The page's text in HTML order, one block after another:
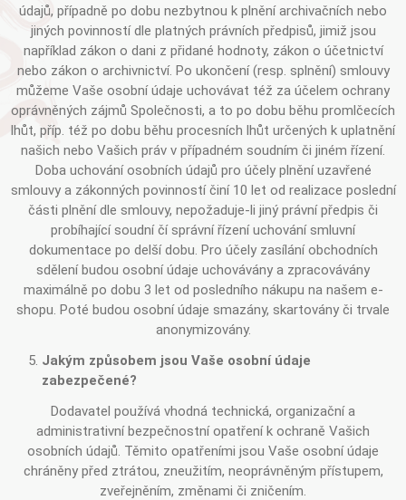
údajů, případně po dobu nezbytnou k plnění archivačních nebo
jiných povinností dle platných právních předpisů, jimiž jsou
například zákon o dani z přidané hodnoty, zákon o účetnictví
nebo zákon o archivnictví. Po ukončení (resp. splnění) smlouvy
můžeme Vaše osobní údaje uchovávat též za účelem ochrany
oprávněných zájmů Společnosti, a to po dobu běhu promlčecích
lhůt, příp. též po dobu běhu procesních lhůt určených k uplatnění
našich nebo Vašich práv v případném soudním či jiném řízení.
Doba uchování osobních údajů pro účely plnění uzavřené
smlouvy a zákonných povinností činí 10 let od realizace poslední
části plnění dle smlouvy, nepožaduje-li jiný právní předpis či
probíhající soudní čí správní řízení uchování smluvní
dokumentace po delší dobu. Pro účely zasílání obchodních
sdělení budou osobní údaje uchovávány a zpracovávány
maximálně po dobu 3 let od posledního nákupu na našem e-
shopu. Poté budou osobní údaje smazány, skartovány či trvale
anonymizovány.
Jakým způsobem jsou Vaše osobní údaje
zabezpečené?
Dodavatel používá vhodná technická, organizační a
administrativní bezpečnostní opatření k ochraně Vašich
osobních údajů. Těmito opatřeními jsou Vaše osobní údaje
chráněny před ztrátou, zneužitím, neoprávněným přístupem,
zveřejněním, změnami či zničením.